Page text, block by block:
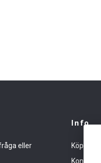
eller
Info
Köpvillkor
Kontakt